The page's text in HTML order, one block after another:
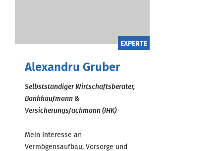
EXPERTE
Alexandru Gruber
Selbstständiger Wirtschaftsberater,
Bankkaufmann &
Versicherungsfachmann (IHK)
Mein Interesse an
Vermögensaufbau, Vorsorge und